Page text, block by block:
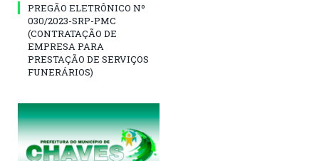
PREGÃO ELETRÔNICO Nº
030/2023-SRP-PMC
(CONTRATAÇÃO DE
EMPRESA PARA
PRESTAÇÃO DE SERVIÇOS
FUNERÁRIOS)